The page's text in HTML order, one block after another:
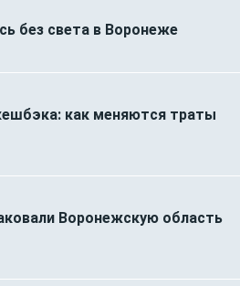
без света в Воронеже
как меняются траты
Воронежскую область